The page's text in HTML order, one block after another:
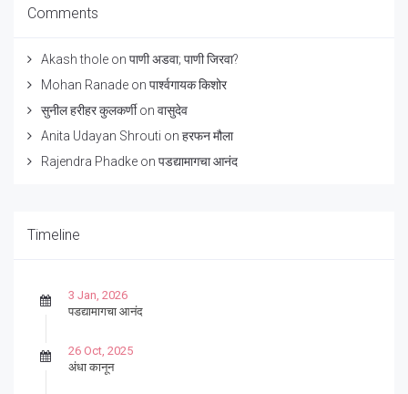
Comments
Akash thole on पाणी अडवा; पाणी जिरवा?
Mohan Ranade on पार्श्वगायक किशोर
सुनील हरीहर कुलकर्णीon वासुदेव
Anita Udayan Shrouti on हरफन मौला
Rajendra Phadke on पडद्यामागचा आनंद
Timeline
3 Jan, 2026
पडद्यामागचा आनंद
26 Oct, 2025
अंधा कानून